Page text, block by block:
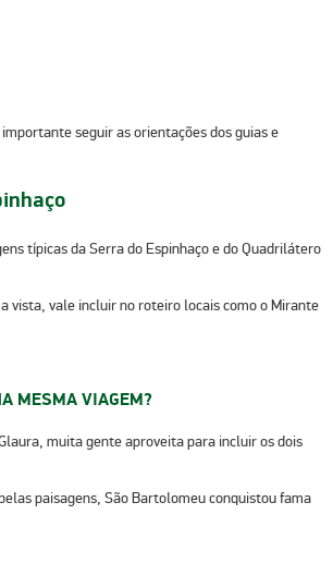
seguir as orientações dos guias e
típicas da Serra do Espinhaço e do Quadrilátero
vista, vale incluir no roteiro locais como oMirante
MESMA VIAGEM?
muita gente aproveita para incluir os dois
paisagens, São Bartolomeu conquistou fama